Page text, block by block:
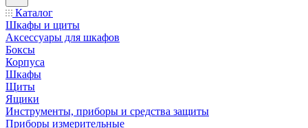
Каталог
Шкафы и щиты
Аксессуары для шкафов
Боксы
Корпуса
Шкафы
Щиты
Ящики
Инструменты, приборы и средства защиты
Приборы измерительные